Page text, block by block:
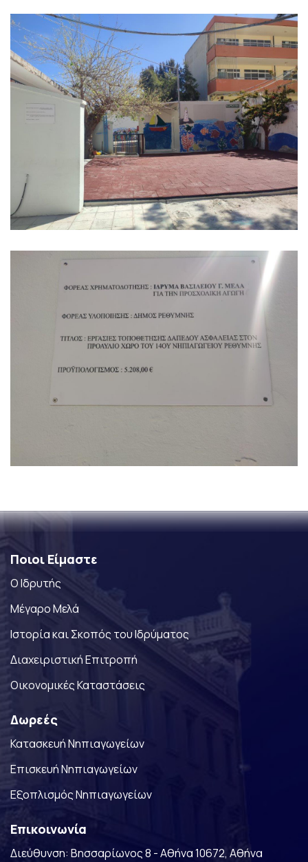
Ποιοι Είμαστε
Ο Ιδρυτής
Μέγαρο Μελά
Ιστορία και Σκοπός του Ιδρύματος
Διαχειριστική Επιτροπή
Οικονομικές Καταστάσεις
Δωρεές
Κατασκευή Νηπιαγωγείων
Επισκευή Νηπιαγωγείων
Eξοπλισμός Νηπιαγωγείων
Επικοινωνία
Διεύθυνση: Βησσαρίωνος 8 - Αθήνα 10672, Αθήνα